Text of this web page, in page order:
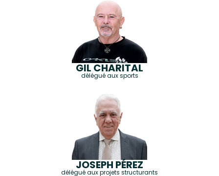
GIL CHARITAL
délégué aux sports
JOSEPH PÉREZ
délégué aux projets structurants